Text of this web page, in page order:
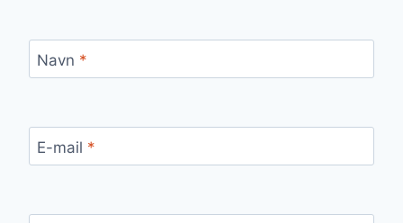
Navn *
E-mail *